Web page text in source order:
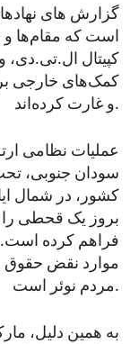
گزارش های
است که مقام‌ها و
کپیتال
کمک‌های خارجی
و غارت کرده‌اند.
عملیات نظامی
سودان جنوبی،
بروز یک قحطی
فراهم کرده
موارد نقض حقوق
مردم نوئر است.
به همین دلیل،